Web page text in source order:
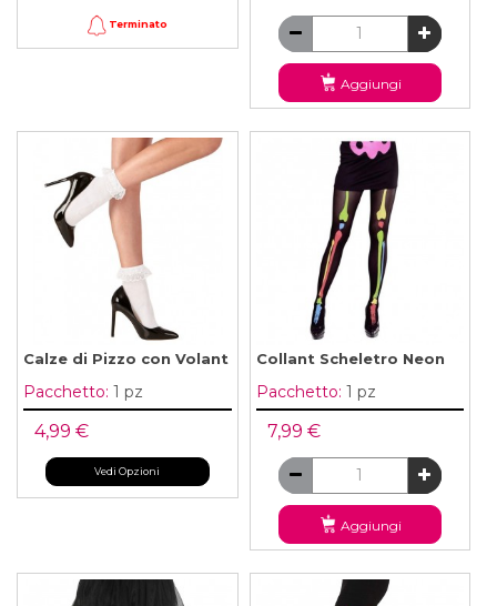
Terminato
Aggiungi
Calze di Pizzo con Volant
Pacchetto: 1 pz
4,99 €
Vedi Opzioni
Collant Scheletro Neon
Pacchetto: 1 pz
7,99 €
Aggiungi